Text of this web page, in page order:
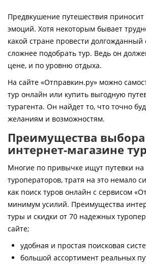
Страны
Как купить
Контакты
Предвкушение путешествия
эмоций. Хотя некоторым бывает
какой стране провести долгожданный
сложнее подобрать тур. Ведь он
цене, и по уровню отдыха.
На сайте «Отправкин.ру» можно
тур онлайн или купить выгодную
турагента. Он найдет то, что точно
желаниям и возможностям.
Преимущества
интернет-магазине
Многие по привычке ищут путевки на
туроператоров, тратя на это немало
как поиск туров онлайн с сервисом
минимум усилий. Преимущества
туры и скидки от 70 надежных
сайте;
удобная и простая поисковая
большой ассортимент реальных